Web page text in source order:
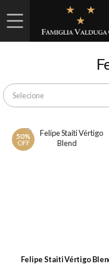
50%
OFF
Felipe Staiti Vértigo